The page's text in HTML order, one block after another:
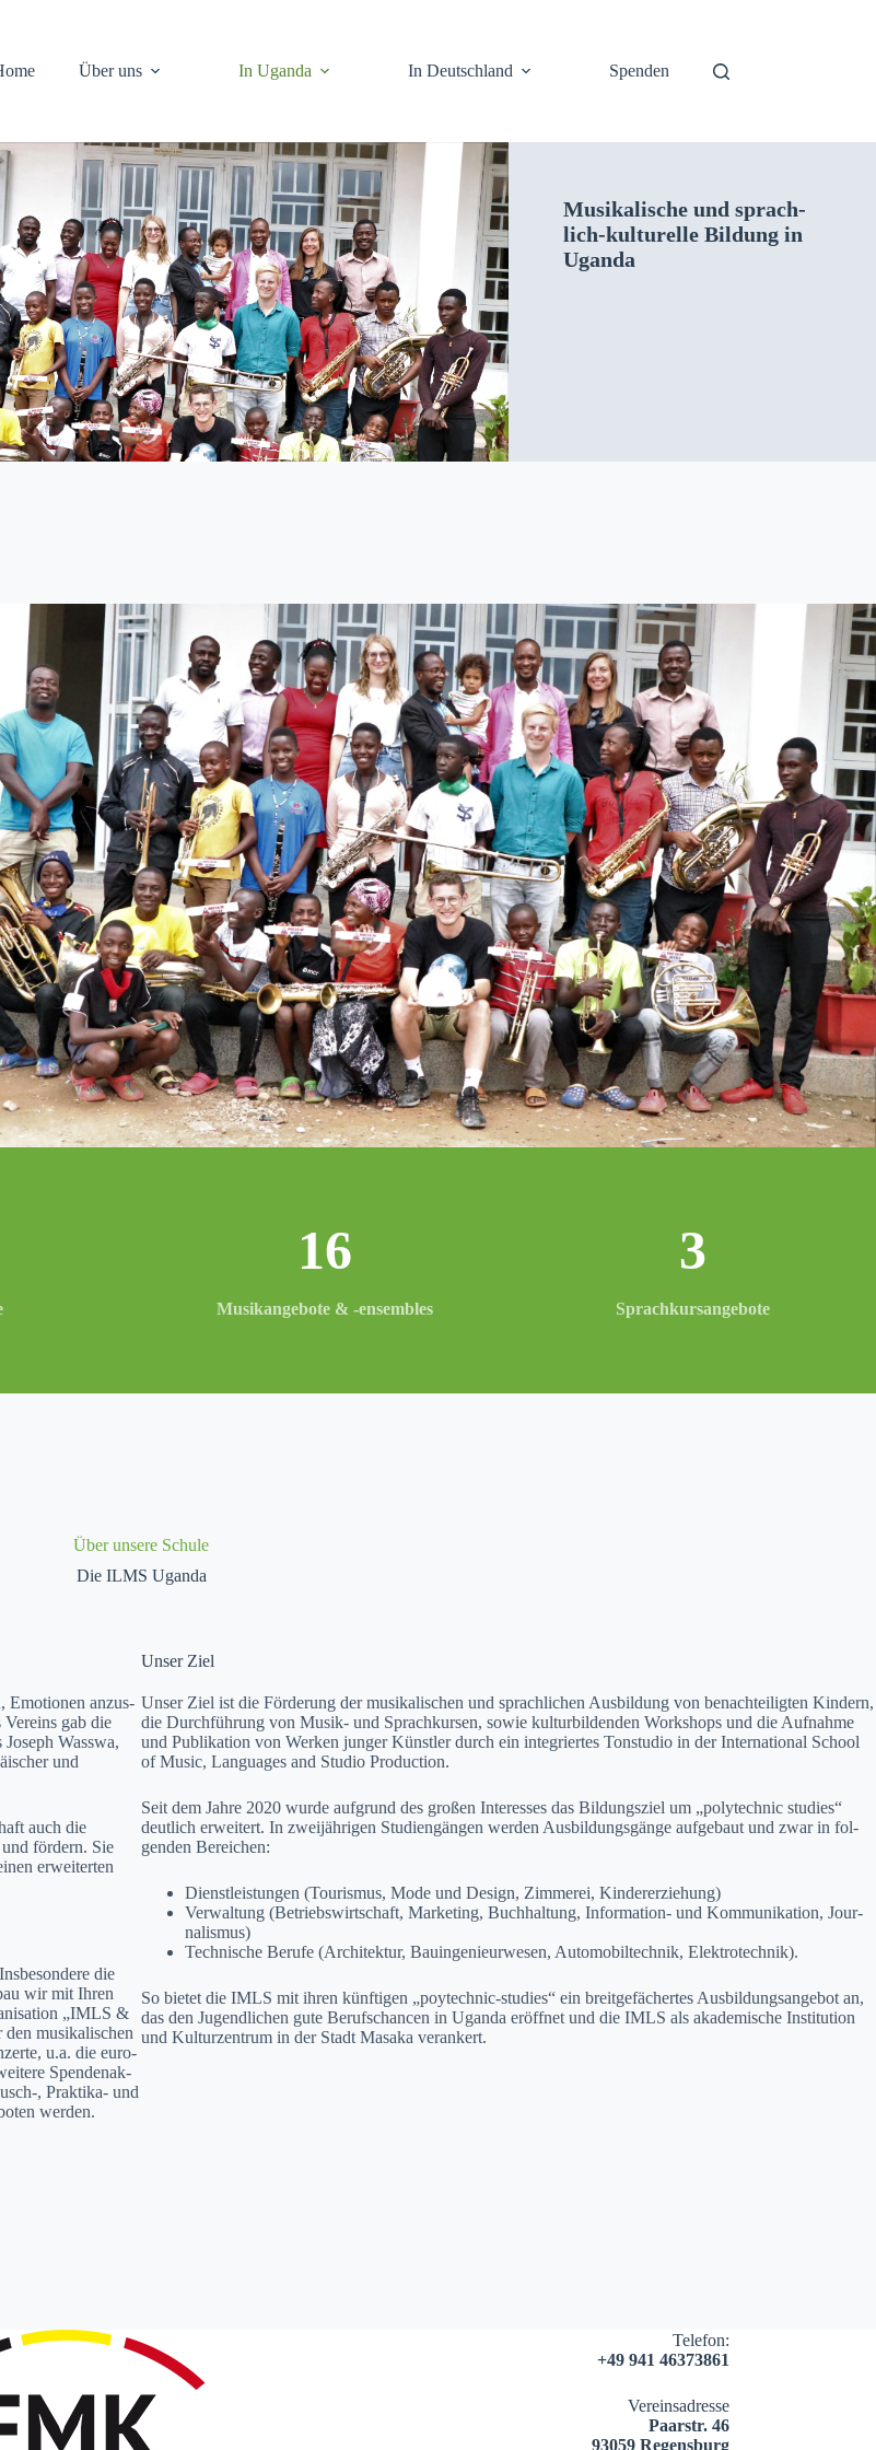
Über uns In Uganda In Deutschland Spenden
Musikalis­che und sprach­
lich-kul­turelle Bil­dung in
Ugan­da
16
Musikange­bote & ‑ensem­bles
3
Sprachkur­sange­bote
Über unsere Schule
Die ILMS Uganda
Emo­tio­nen anzus­
gab die
Wass­wa,
und
auch die
fördern. Sie
erweit­erten
die
wir mit Ihren
„IMLS &
musikalis­chen
u.a. die euro-
Spende­nak­
Prak­ti­ka- und
wer­den.
Unser Ziel
Unser Ziel ist die Förderung der musikalis­chen und sprach­lichen Aus­bil­dung von benachteiligten Kindern,
die Durch­führung von Musik- und Sprachkursen, sowie kul­tur­bilden­den Work­shops und die Auf­nahme
und Pub­lika­tion von Werken junger Kün­stler durch ein inte­gri­ertes Ton­stu­dio in der Inter­na­tion­al School
of Music, Lan­guages and Stu­dio Pro­duc­tion.
Seit dem Jahre 2020 wurde auf­grund des großen Inter­ess­es das Bil­dungsziel um „poly­tech­nic stud­ies“
deut­lich erweit­ert. In zwei­jähri­gen Stu­di­engän­gen wer­den Aus­bil­dungs­gänge aufge­baut und zwar in fol­
gen­den Bere­ichen:
Dien­stleis­tun­gen (Touris­mus, Mode und Design, Zim­merei, Kinder­erziehung)
Ver­wal­tung (Betrieb­swirtschaft, Mar­ket­ing, Buch­hal­tung, Infor­ma­tion- und Kom­mu­nika­tion, Jour­
nal­is­mus)
Tech­nis­che Berufe (Architek­tur, Bauin­ge­nieur­we­sen, Auto­mo­bil­tech­nik, Elek­trotech­nik).
So bietet die IMLS mit ihren kün­fti­gen „poytech­nic-stud­ies“ ein bre­it­ge­fächertes Aus­bil­dungsange­bot an,
das den Jugendlichen gute Beruf­schan­cen in Ugan­da eröffnet und die IMLS als akademis­che Insti­tu­tion
und Kul­turzen­trum in der Stadt Masa­ka ver­ankert.
Telefon:
+49 941 46373861
Vereinsadresse
Paarstr. 46
93059 Regensburg